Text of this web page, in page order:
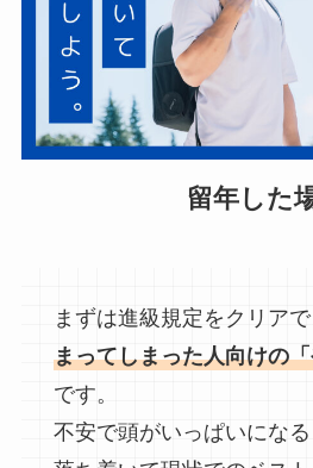
留年した
まずは進級規定をクリアで
まってしまった人向けの
です。
不安で頭がいっぱいになる